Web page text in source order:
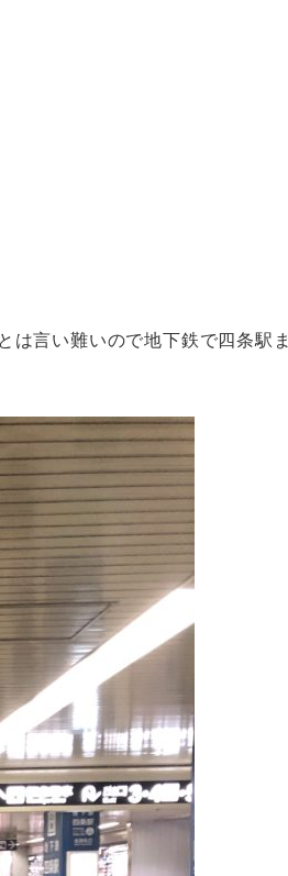
は言い難いので地下鉄で四条駅ま